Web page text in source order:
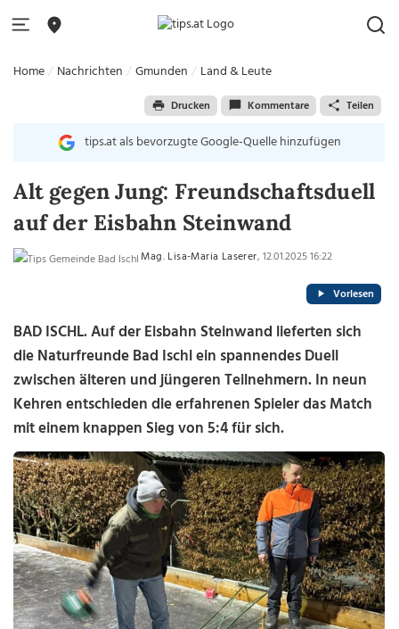
Home Nachrichten Gmunden Land & Leute
Drucken Kommentare Teilen
tips.at als bevorzugte Google-Quelle hinzufügen
Alt gegen Jung: Freundschaftsduell
auf der Eisbahn Steinwand
Mag. Lisa-Maria Laserer, 12.01.2025 16:22
Vorlesen
BAD ISCHL. Auf der Eisbahn Steinwand lieferten sich
die Naturfreunde Bad Ischl ein spannendes Duell
zwischen älteren und jüngeren Teilnehmern. In neun
Kehren entschieden die erfahrenen Spieler das Match
mit einem knappen Sieg von 5:4 für sich.